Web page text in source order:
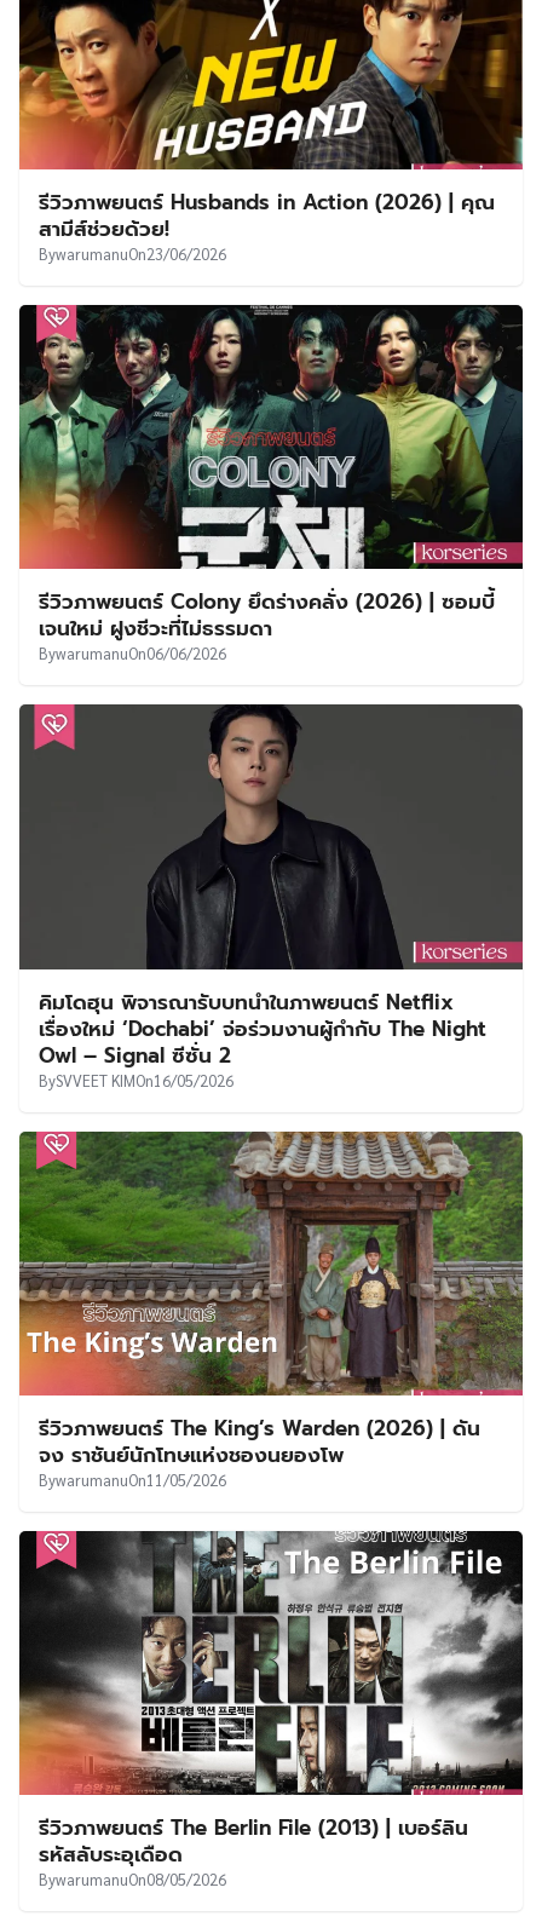
รีวิวภาพยนตร์ Husbands in Action (2026) | คุณ
สามีส์ช่วยด้วย!
BywarumanuOn23/06/2026
รีวิวภาพยนตร์ Colony ยึดร่างคลั่ง (2026) | ซอมบี้
เจนใหม่ ฝูงชีวะที่ไม่ธรรมดา
BywarumanuOn06/06/2026
คิมโดฮุน พิจารณารับบทนำในภาพยนตร์ Netflix
เรื่องใหม่ ‘Dochabi’ จ่อร่วมงานผู้กำกับ The Night
Owl – Signal ซีซั่น 2
BySVVEET KIMOn16/05/2026
รีวิวภาพยนตร์ The King’s Warden (2026) | ดัน
จง ราชันย์นักโทษแห่งชองนยองโพ
BywarumanuOn11/05/2026
รีวิวภาพยนตร์ The Berlin File (2013) | เบอร์ลิน
รหัสลับระอุเดือด
BywarumanuOn08/05/2026